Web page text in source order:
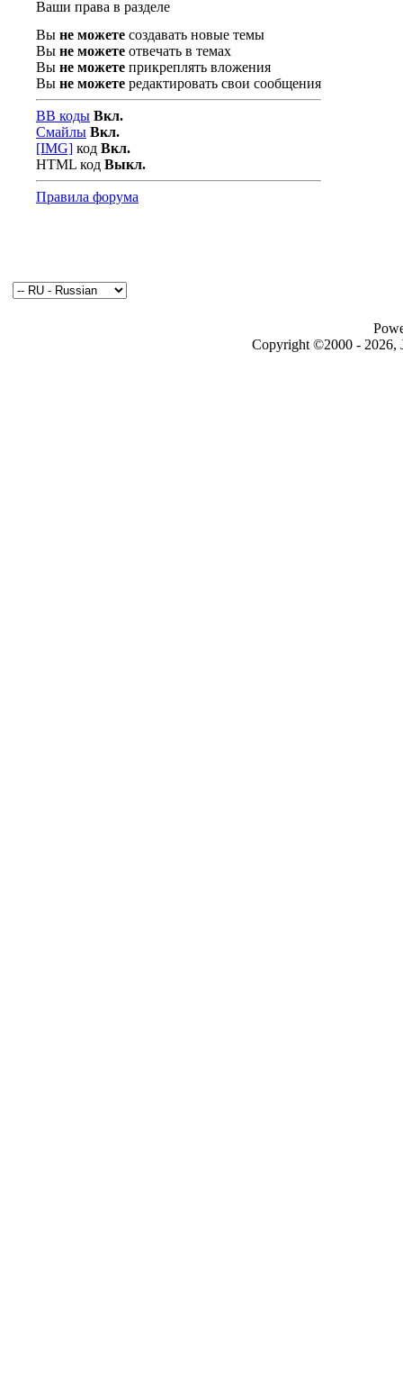
Ваши права в разделе
Вы не можете создавать новые темы
Вы не можете отвечать в темах
Вы не можете прикреплять вложения
Вы не можете редактировать свои сообщения
BB коды Вкл.
Смайлы Вкл.
[IMG] код Вкл.
HTML код Выкл.
Правила форума
Copyright ©2000 - 2026,